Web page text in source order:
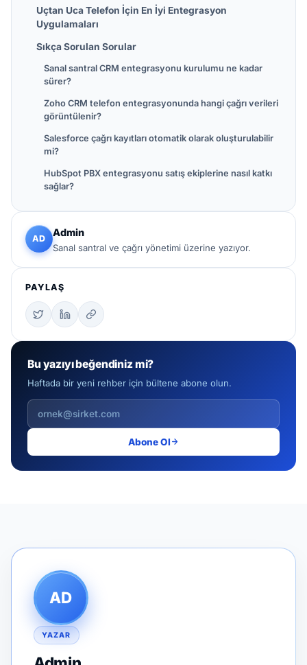
Uçtan Uca Telefon İçin En İyi Entegrasyon
Uygulamaları
Sıkça Sorulan Sorular
Sanal santral CRM entegrasyonu kurulumu ne kadar
sürer?
Zoho CRM telefon entegrasyonunda hangi çağrı verileri
görüntülenir?
Salesforce çağrı kayıtları otomatik olarak oluşturulabilir
mi?
HubSpot PBX entegrasyonu satış ekiplerine nasıl katkı
sağlar?
AD
Admin
Sanal santral ve çağrı yönetimi üzerine yazıyor.
PAYLAŞ
Bu yazıyı beğendiniz mi?
Haftada bir yeni rehber için bültene abone olun.
Abone Ol
AD
YAZAR